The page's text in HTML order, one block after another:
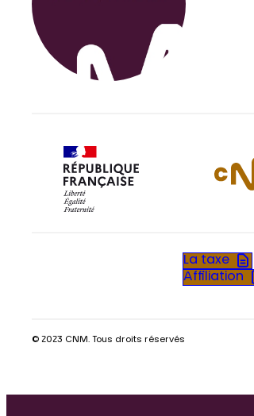
La taxe
Affiliation
© 2023 CNM. Tous droits réservés